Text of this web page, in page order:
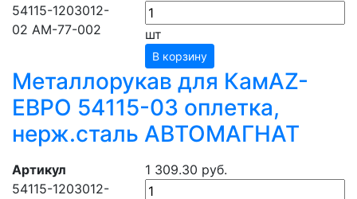
54115-1203012-
02 АМ-77-002
шт
В корзину
Металлорукав для КамАZ-
ЕВРО 54115-03 оплетка,
нерж.сталь АВТОМАГНАТ
Артикул
54115-1203012-
1 309.30 руб.